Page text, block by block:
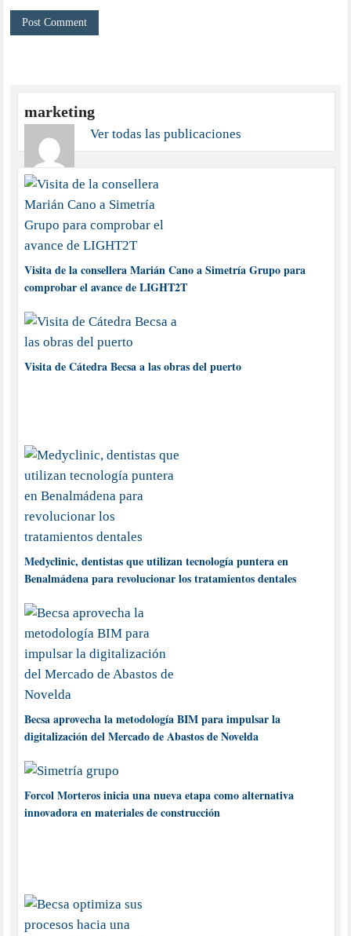
marketing
Ver todas las publicaciones
Visita de la consellera Marián Cano a Simetría Grupo para
comprobar el avance de LIGHT2T
Visita de Cátedra Becsa a las obras del puerto
Medyclinic, dentistas que utilizan tecnología puntera en
Benalmádena para revolucionar los tratamientos dentales
Becsa aprovecha la metodología BIM para impulsar la
digitalización del Mercado de Abastos de Novelda
Forcol Morteros inicia una nueva etapa como alternativa
innovadora en materiales de construcción